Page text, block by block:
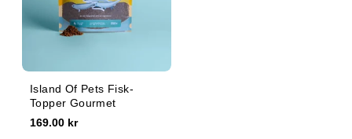
Island Of Pets Fisk-
Topper Gourmet
169.00 kr